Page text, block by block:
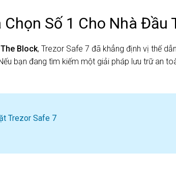
Chọn Số 1 Cho Nhà Đầu
The Block, Trezor Safe 7 đã khẳng định vị thế
bạn đang tìm kiếm một giải pháp lưu trữ an
Trezor Safe 7